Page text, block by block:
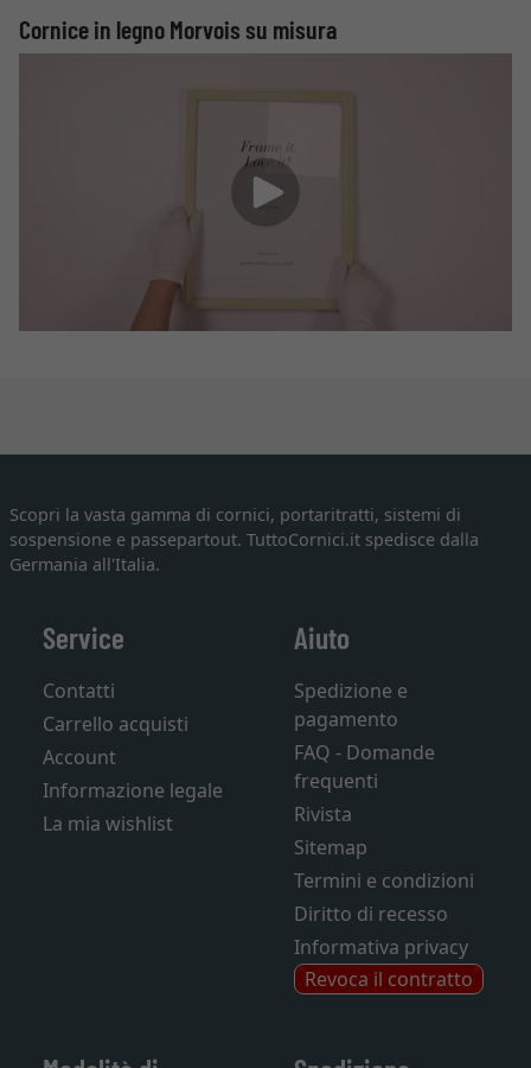
Cornice in legno Morvois su misura
Scopri la vasta gamma di cornici, portaritratti, sistemi di
sospensione e passepartout. TuttoCornici.it spedisce dalla
Germania all'Italia.
Service
Contatti
Carrello acquisti
Account
Informazione legale
La mia wishlist
Aiuto
Spedizione e
pagamento
FAQ - Domande
frequenti
Rivista
Sitemap
Termini e condizioni
Diritto di recesso
Informativa privacy
Revoca il contratto